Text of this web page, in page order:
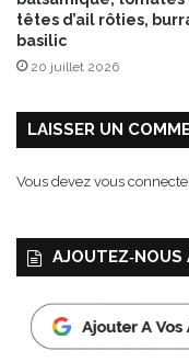
e
l
u
c
têtes d’ail rôties,
basilic
20 juillet 2026
LAISSER UN
Vous devez vous
AJOUTEZ‑NOUS